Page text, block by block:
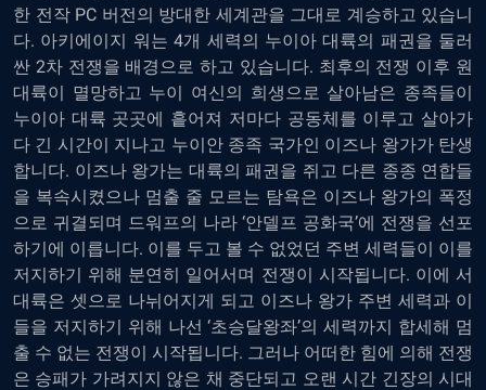
한 전작 PC 버전의 방대한 세계관을 그대로 계승하고 있습니
다. 아키에이지 워는 4개 세력의 누이아 대륙의 패권을 둘러
싼 2차 전쟁을 배경으로 하고 있습니다. 최후의 전쟁 이후 원
대륙이 멸망하고 누이 여신의 희생으로 살아남은 종족들이
누이아 대륙 곳곳에 흩어져 저마다 공동체를 이루고 살아가
다 긴 시간이 지나고 누이안 종족 국가인 이즈나 왕가가 탄생
합니다. 이즈나 왕가는 대륙의 패권을 쥐고 다른 종종 연합들
을 복속시켰으나 멈출 줄 모르는 탐욕은 이즈나 왕가의 폭정
으로 귀결되며 드워프의 나라 ‘안델프 공화국’에 전쟁을 선포
하기에 이릅니다. 이를 두고 볼 수 없었던 주변 세력들이 이를
저지하기 위해 분연히 일어서며 전쟁이 시작됩니다. 이에 서
대륙은 셋으로 나뉘어지게 되고 이즈나 왕가 주변 세력과 이
들을 저지하기 위해 나선 ‘초승달왕좌’의 세력까지 합세해 멈
출 수 없는 전쟁이 시작됩니다. 그러나 어떠한 힘에 의해 전쟁
은 승패가 가려지지 않은 채 중단되고 오랜 시간 긴장의 시대